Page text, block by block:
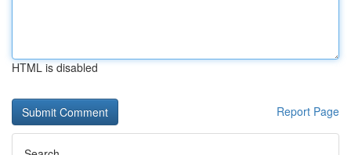
HTML is disabled
Report Page